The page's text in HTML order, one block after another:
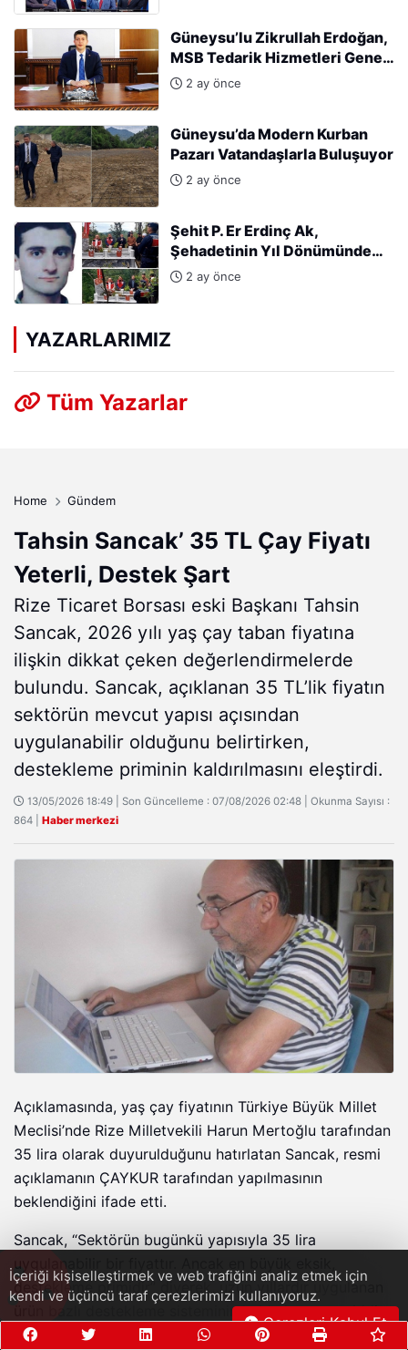
Güneysu’lu Zikrullah Erdoğan,
MSB Tedarik Hizmetleri Genel
Müdürlüğü’ne atandı.
2 ay önce
Güneysu’da Modern Kurban
Pazarı Vatandaşlarla Buluşuyor
2 ay önce
Şehit P. Er Erdinç Ak,
Şehadetinin Yıl Dönümünde
Kabri Başında Anıldı
2 ay önce
YAZARLARIMIZ
Tüm Yazarlar
Home Gündem
Tahsin Sancak’ 35 TL Çay Fiyatı
Yeterli, Destek Şart
Rize Ticaret Borsası eski Başkanı Tahsin
Sancak, 2026 yılı yaş çay taban fiyatına
ilişkin dikkat çeken değerlendirmelerde
bulundu. Sancak, açıklanan 35 TL’lik fiyatın
sektörün mevcut yapısı açısından
uygulanabilir olduğunu belirtirken,
destekleme priminin kaldırılmasını eleştirdi.
13/05/2026 18:49 | Son Güncelleme : 07/08/2026 02:48 | Okunma Sayısı :
864 | Haber merkezi
Açıklamasında, yaş çay fiyatının Türkiye Büyük Millet
Meclisi’nde Rize Milletvekili Harun Mertoğlu tarafından
35 lira olarak duyurulduğunu hatırlatan Sancak, resmi
açıklamanın ÇAYKUR tarafından yapılmasının
beklendiğini ifade etti.
Sancak, “Sektörün bugünkü yapısıyla 35 lira
uygulanabilir bir fiyattır. Ancak en büyük eksik,
destekleme primidir” diyerek, uzun yıllardır uygulanan
ürün bazlı destekleme sisteminin kaldırılmasının ciddi
riskler doğurabileceğini vurguladı.
İçeriği kişiselleştirmek ve web trafiğini analiz etmek için
kendi ve üçüncü taraf çerezlerimizi kullanıyoruz.
Çerezleri Kabul Et